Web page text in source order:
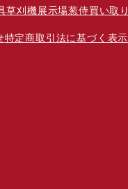
草刈機展示場葱侍買い取り
特定商取引法に基づく表示